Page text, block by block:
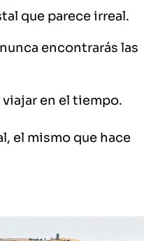
que parece irreal.
encontrarás las
viajar en el tiempo.
el mismo que hace